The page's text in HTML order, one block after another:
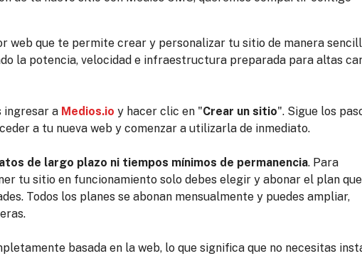
web que te permite crear y personalizar tu sitio de manera
la potencia, velocidad e infraestructura preparada para altas
ingresar a Medios.io y hacer clic en "Crear un sitio". Sigue los
a tu nueva web y comenzar a utilizarla de inmediato.
de largo plazo ni tiempos mínimos de permanencia. Para
tu sitio en funcionamiento solo debes elegir y abonar el plan que
Todos los planes se abonan mensualmente y puedes ampliar,
basada en la web, lo que significa que no necesitas